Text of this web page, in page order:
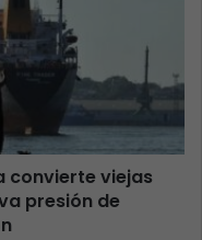
convierte viejas
presión de